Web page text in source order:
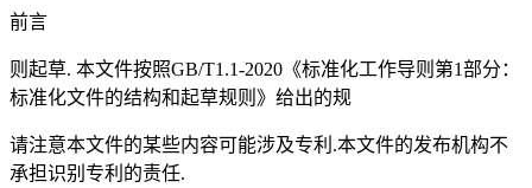
前言
则起草. 本文件按照GB/T1.1-2020《标准化工作导则第1部分：
标准化文件的结构和起草规则》给出的规
请注意本文件的某些内容可能涉及专利.本文件的发布机构不
承担识别专利的责任.